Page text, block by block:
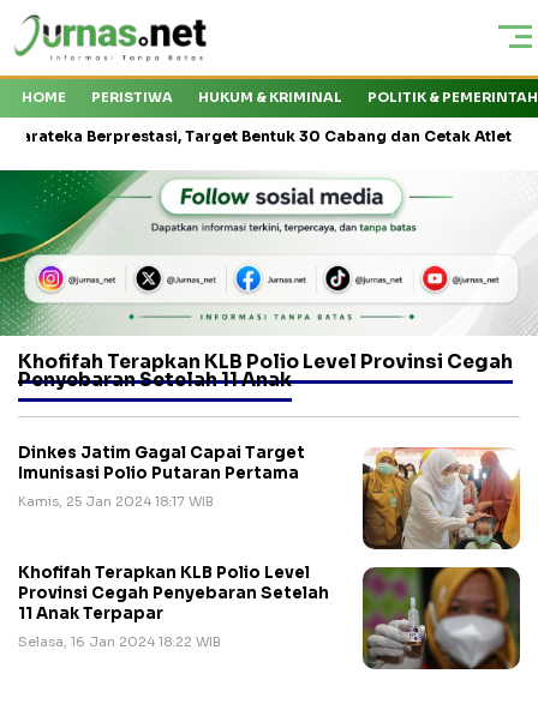
HOME PERISTIWA HUKUM & KRIMINAL POLITIK &
Berprestasi, Target Bentuk 30 Cabang dan Cetak Atlet Nasional
Khofifah Terapkan KLB Polio Level Provinsi Cegah
Penyebaran Setelah 11 Anak
Dinkes Jatim Gagal Capai Target
Imunisasi Polio Putaran Pertama
Kamis, 25 Jan 2024 18:17 WIB
Khofifah Terapkan KLB Polio Level
Provinsi Cegah Penyebaran Setelah
11 Anak Terpapar
Selasa, 16 Jan 2024 18:22 WIB